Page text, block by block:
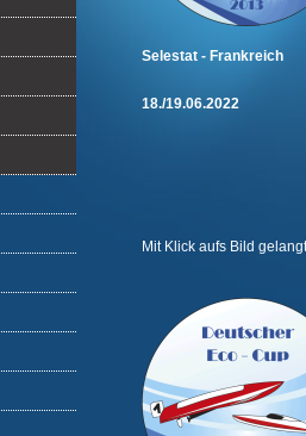
Selestat - Frankreich
18./19.06.2022
Mit Klick aufs Bild